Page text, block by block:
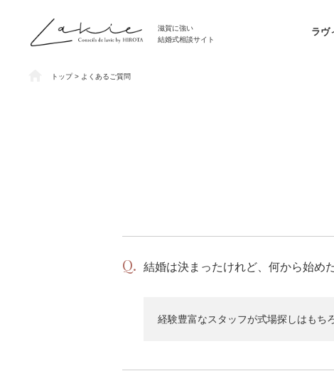
滋賀に強い
結婚式相談サイト
ラヴ
トップ> よくあるご質問
結婚は決まったけれど、何から始め
経験豊富なスタッフが式場探しはもち